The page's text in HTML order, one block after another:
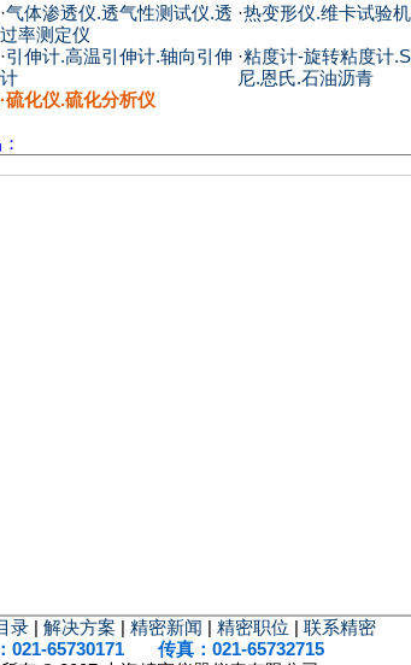
·气体渗透仪.透气性测试仪.透
过率测定仪
·热变形仪.维卡试验机
·引伸计.高温引伸计.轴向引伸
计
·粘度计-旋转粘度计
尼.恩氏.石油沥青
·硫化仪.硫化分析仪
录 解决方案 精密新闻 精密职位
联系精密
021-65730171 传真：021-65732715